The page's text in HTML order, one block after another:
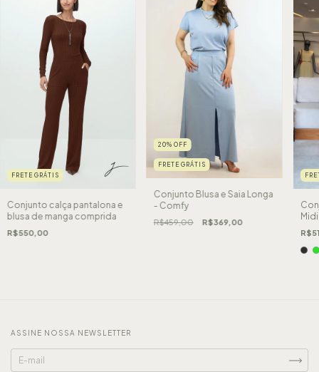
FRETE GRÁTIS
Conjunto calça pantalona e
blusa de manga comprida
R$550,00
20% OFF
FRETE GRÁTIS
Conjunto Blusa e Saia Longa
- Comfy
R$459,00 R$369,00
ASSINE NOSSA NEWSLETTER